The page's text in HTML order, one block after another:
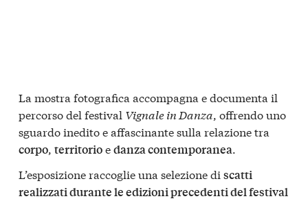
La mostra fotografica accompagna e documenta il
percorso del festival Vignale in Danza, offrendo uno
sguardo inedito e affascinante sulla relazione tra
corpo, territorioedanza contemporanea.
L’esposizione raccoglie una selezione di scatti
realizzati durante le edizioni precedenti del festival